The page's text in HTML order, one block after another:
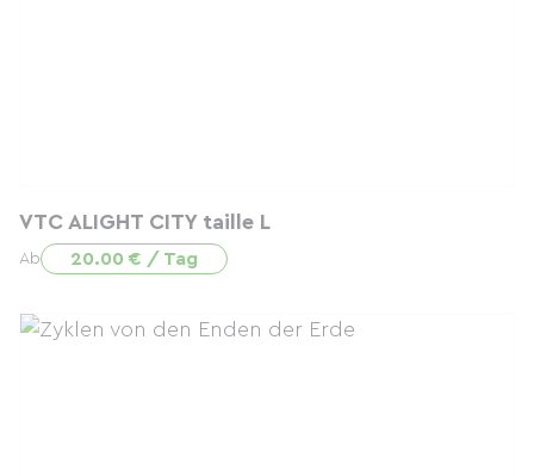
VTC ALIGHT CITY taille L
Ab 20.00 € / Tag